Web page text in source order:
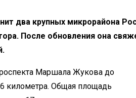
два крупных микрорайона
После обновления она
Маршала Жукова до
километра. Общая площадь